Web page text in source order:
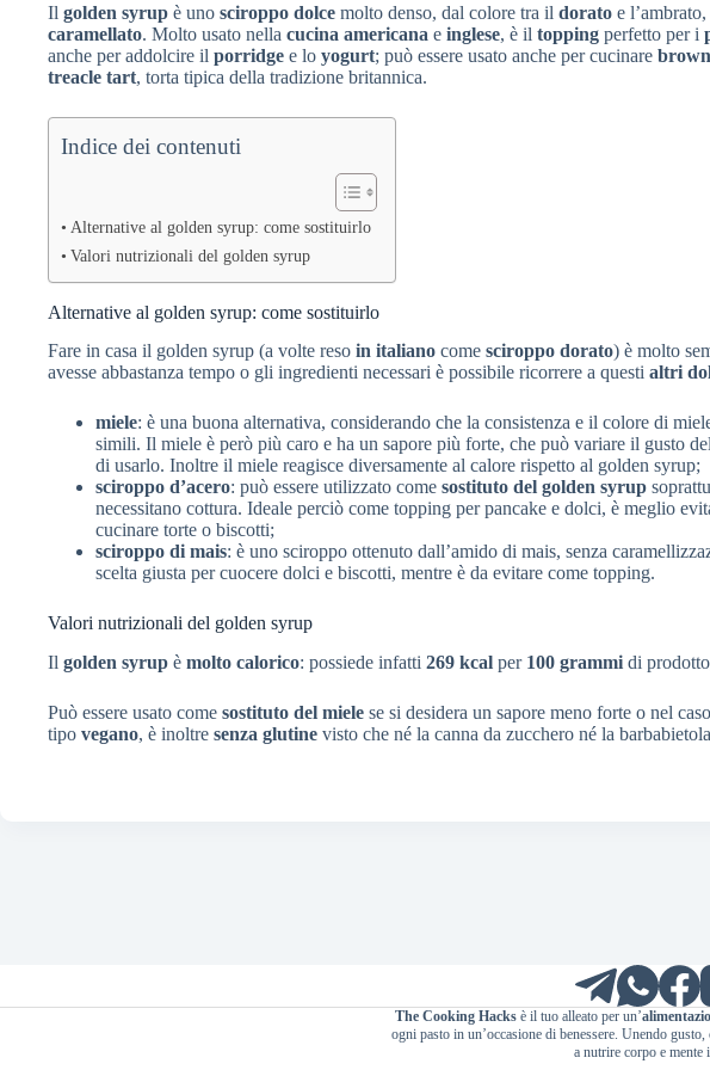
Il golden syrup è uno sciroppo dolce molto denso, dal colore tra il dorato e
caramellato. Molto usato nella cucina americana e inglese, è il topping perfetto per i
anche per addolcire il porridge e lo yogurt; può essere usato anche per cucinare
treacle tart, torta tipica della tradizione britannica.
Indice dei contenuti
Alternative al golden syrup: come sostituirlo
Valori nutrizionali del golden syrup
Alternative al golden syrup: come sostituirlo
Fare in casa il golden syrup (a volte reso in italiano come sciroppo dorato) è molto
avesse abbastanza tempo o gli ingredienti necessari è possibile ricorrere a questi altri
miele: è una buona alternativa, considerando che la consistenza e il colore di
simili. Il miele è però più caro e ha un sapore più forte, che può variare il gusto
di usarlo. Inoltre il miele reagisce diversamente al calore rispetto al golden syrup;
sciroppo d’acero: può essere utilizzato come sostituto del golden syrup
necessitano cottura. Ideale perciò come topping per pancake e dolci, è meglio
cucinare torte o biscotti;
sciroppo di mais: è uno sciroppo ottenuto dall’amido di mais, senza
scelta giusta per cuocere dolci e biscotti, mentre è da evitare come topping.
Valori nutrizionali del golden syrup
Il golden syrup è molto calorico: possiede infatti 269 kcal per100 grammi di
Può essere usato come sostituto del miele se si desidera un sapore meno forte o nel
tipo vegano, è inoltre senza glutine visto che né la canna da zucchero né la
The Cooking Hacksè il tuo alleato per un’
ogni pasto in un’occasione di benessere. Unendo
a nutrire corpo e mente